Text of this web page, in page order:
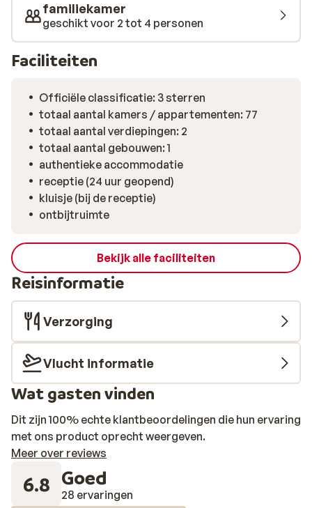
familiekamer
geschikt voor 2 tot 4 personen
Faciliteiten
Officiële classificatie: 3 sterren
totaal aantal kamers / appartementen: 77
totaal aantal verdiepingen: 2
totaal aantal gebouwen: 1
authentieke accommodatie
receptie (24 uur geopend)
kluisje (bij de receptie)
ontbijtruimte
Bekijk alle faciliteiten
Reisinformatie
Verzorging
Vlucht informatie
Wat gasten vinden
Dit zijn 100% echte klantbeoordelingen die hun ervaring
met ons product oprecht weergeven.
Meer over reviews
6.8 Goed
28 ervaringen